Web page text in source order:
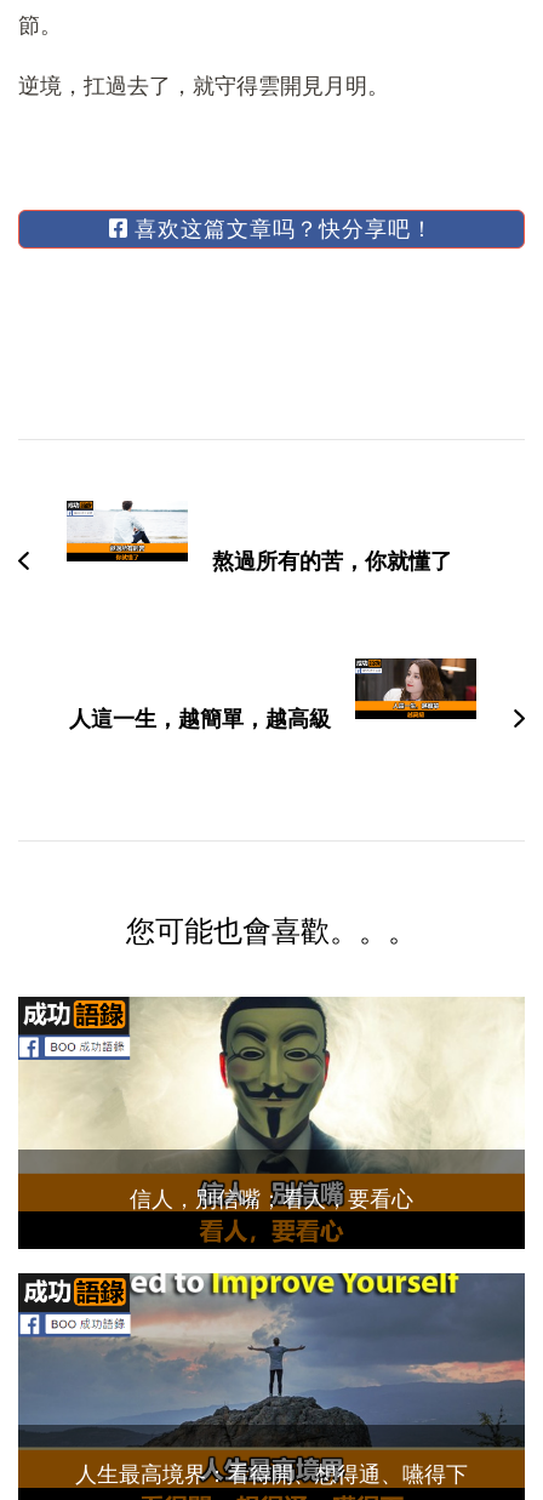
節。
逆境，扛過去了，就守得雲開見月明。
喜欢这篇文章吗？快分享吧！
航
熬過所有的苦，你就懂了
人這一生，越簡單，越高級
您可能也會喜歡。。。
信人，別信嘴；看人，要看心
人生最高境界：看得開、想得通、嚥得下